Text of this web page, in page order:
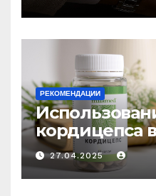
РЕКОМЕНДАЦИИ
кордицепса
медицине:
средство
и истощения
27.04.2025